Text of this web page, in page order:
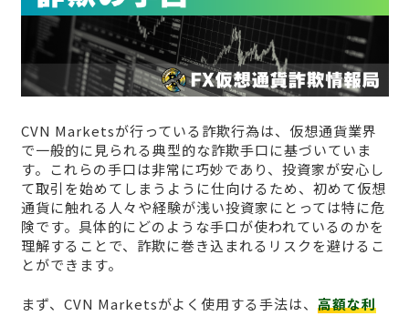
CVN Marketsが行っている詐欺行為は、仮想通貨業界
で一般的に見られる典型的な詐欺手口に基づいていま
す。これらの手口は非常に巧妙であり、投資家が安心し
て取引を始めてしまうように仕向けるため、初めて仮想
通貨に触れる人々や経験が浅い投資家にとっては特に危
険です。具体的にどのような手口が使われているのかを
理解することで、詐欺に巻き込まれるリスクを避けるこ
とができます。
まず、CVN Marketsがよく使用する手法は、 高額な利